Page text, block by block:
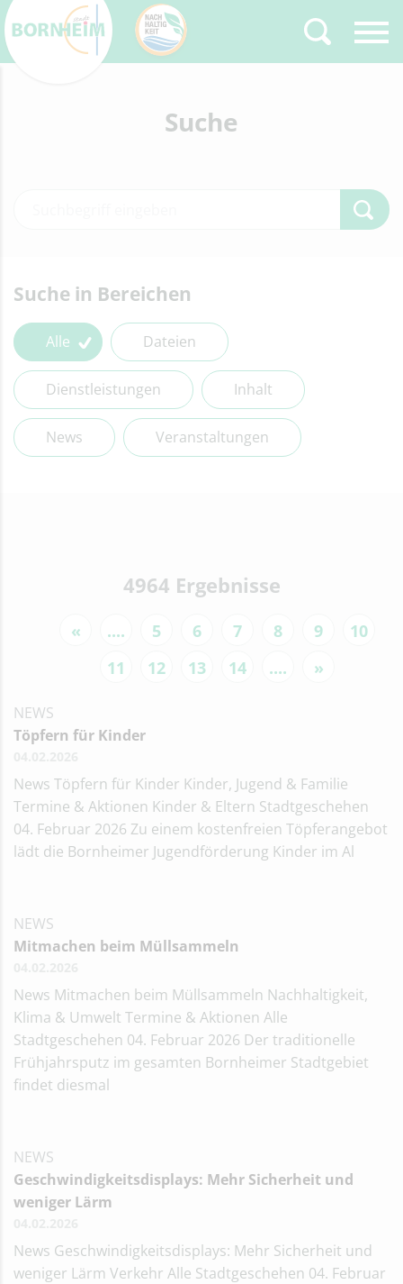
Type 2 or more
characters for results.
Suche
Suche in Bereichen
Alle Dateien
Dienstleistungen Inhalt
News Veranstaltungen
4964 Ergebnisse
« .... 5 6 7 8 9
10
11
12 13 14 .... »
NEWS
Töpfern für Kinder
News Töpfern für Kinder Kinder, Jugend & Familie
Termine & Aktionen Kinder & Eltern Stadtgeschehen
04. Februar 2026 Zu einem kostenfreien Töpferangebot
lädt die Bornheimer Jugendförderung Kinder im Al
NEWS
Mitmachen beim Müllsammeln
News Mitmachen beim Müllsammeln Nachhaltigkeit,
Klima & Umwelt Termine & Aktionen Alle
Stadtgeschehen 04. Februar 2026 Der traditionelle
Frühjahrsputz im gesamten Bornheimer Stadtgebiet
findet diesmal
NEWS
Geschwindigkeitsdisplays: Mehr Sicherheit und
weniger Lärm
News Geschwindigkeitsdisplays: Mehr Sicherheit und
weniger Lärm Verkehr Alle Stadtgeschehen 04. Februar